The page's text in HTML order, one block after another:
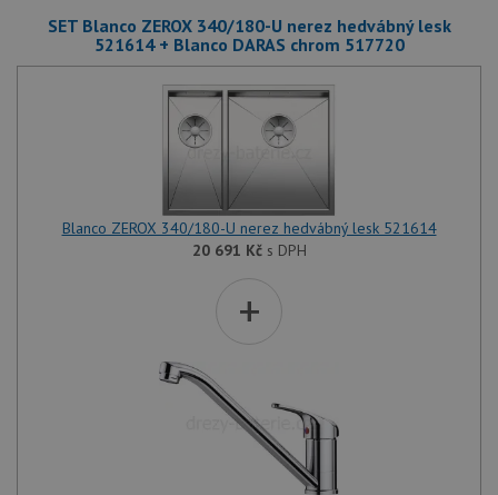
SET Blanco ZEROX 340/180-U nerez hedvábný lesk
521614 + Blanco DARAS chrom 517720
Blanco ZEROX 340/180-U nerez hedvábný lesk 521614
20 691 Kčs DPH
+